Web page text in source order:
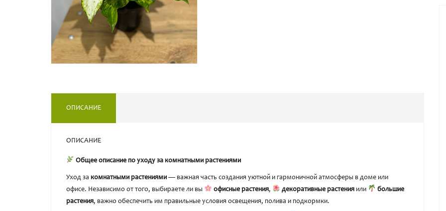
ОПИСАНИЕ
ОПИСАНИЕ
Общее описание по уходу за комнатными растениями
Уход за комнатными растениями — важная часть создания уютной и гармоничной атмосферы в доме или
офисе. Независимо от того, выбираете ли вы
офисные растения, декоративные растенияили
большие
растения, важно обеспечить им правильные условия освещения, полива и подкормки.